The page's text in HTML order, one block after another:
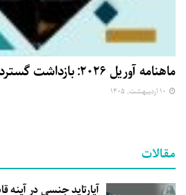
ماهنامه آوریل ۲۰۲۶: بازداشت گسترده زنان
مقالات
آپارتاید جنسی در